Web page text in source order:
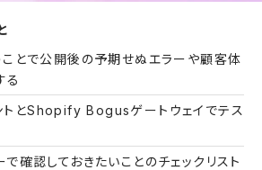
とで公開後の予期せぬエラーや顧客体
る
とShopify Bogusゲートウェイでテス
確認しておきたいことのチェックリスト